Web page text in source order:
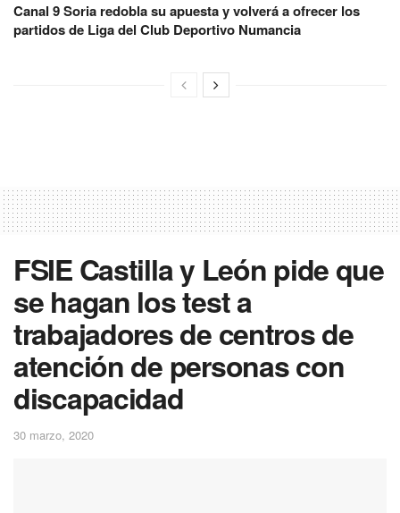
Canal 9 Soria redobla su apuesta y volverá a ofrecer los
partidos de Liga del Club Deportivo Numancia
FSIE Castilla y León pide que
se hagan los test a
trabajadores de centros de
atención de personas con
discapacidad
30 marzo, 2020